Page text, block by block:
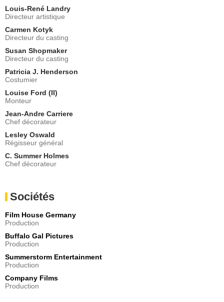
Louis-René Landry
Directeur artistique
Carmen Kotyk
Directeur du casting
Susan Shopmaker
Directeur du casting
Patricia J. Henderson
Costumier
Louise Ford (II)
Monteur
Jean-Andre Carriere
Chef décorateur
Lesley Oswald
Régisseur général
C. Summer Holmes
Chef décorateur
Sociétés
Film House Germany
Production
Buffalo Gal Pictures
Production
Summerstorm Entertainment
Production
Company Films
Production